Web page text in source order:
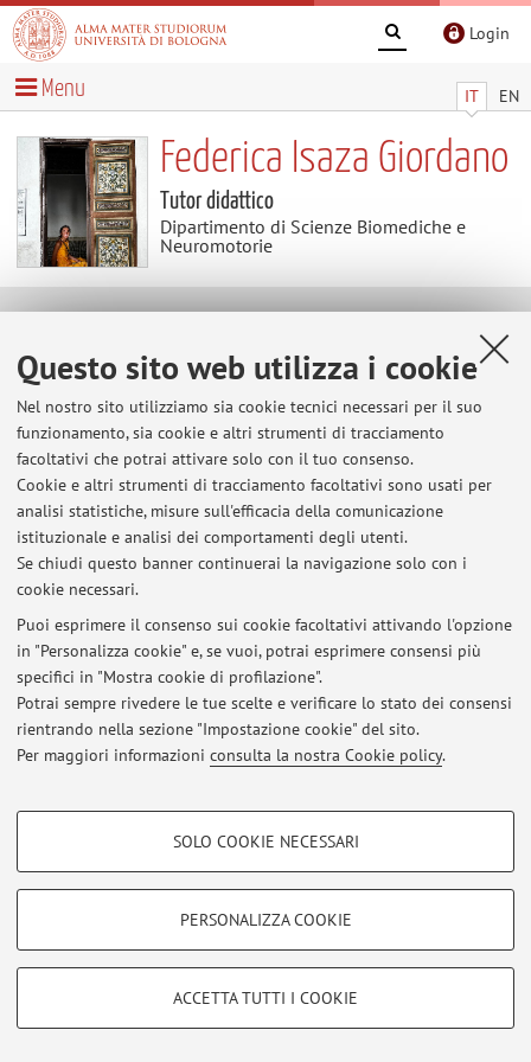
Questo sito web utilizza i cookie
Nel nostro sito utilizziamo sia cookie tecnici necessari per il suo
funzionamento, sia cookie e altri strumenti di tracciamento
facoltativi che potrai attivare solo con il tuo consenso.
Cookie e altri strumenti di tracciamento facoltativi sono usati per
analisi statistiche, misure sull'efficacia della comunicazione
istituzionale e analisi dei comportamenti degli utenti.
Se chiudi questo banner continuerai la navigazione solo con i
cookie necessari.
Puoi esprimere il consenso sui cookie facoltativi attivando l'opzione
in "Personalizza cookie" e, se vuoi, potrai esprimere consensi più
specifici in "Mostra cookie di profilazione".
Potrai sempre rivedere le tue scelte e verificare lo stato dei consensi
rientrando nella sezione "Impostazione cookie" del sito.
Per maggiori informazioni consulta la nostra Cookie policy.
COOKIE DI PROFILAZIONE - FACOLTATIVI
COOKIE TECNICI - NECESSARI
Si tratta di cookie tecnici utilizzati, a titolo esemplificativo, per il corretto
SOLO COOKIE NECESSARI
PERSONALIZZA COOKIE
ACCETTA TUTTI I COOKIE
Login
IT EN
Menu
Federica Isaza Giordano
Tutor didattico
Dipartimento di Scienze Biomediche e
Neuromotorie
E-mail: federica.isaza2@unibo.it
Dipartimento di Scienze Biomediche e Neuromotorie
Via Massarenti 9, Bologna -Vai alla mappa
Ultimi avvisi
Al momento non sono presenti avvisi.
© 2026 - ALMA MATER STUDIORUM - Università di Bologna - Via
Zamboni, 33 - 40126 Bologna - Partita IVA: 01131710376
|Note legali|Impostazioni Cookie